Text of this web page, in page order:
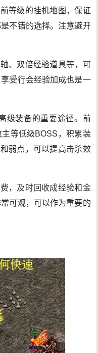
等级的挂机地图，保证
不错的选择。注意避开
、双倍经验道具等，可
受行会经验加成也是一
级装备的重要途径。前
等低级BOSS，积累装
弱点，可以提高击杀效
，及时回收成经验和金
可观，可以作为重要的